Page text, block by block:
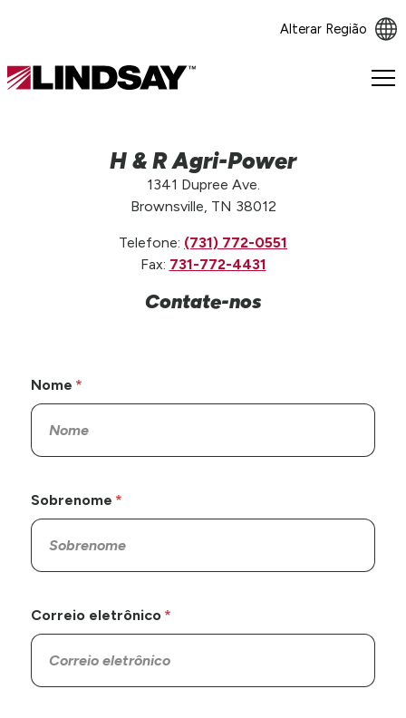
Alterar Região
Lindsay.
H & R Agri-Power
1341 Dupree Ave.
Brownsville, TN 38012
Telefone: (731) 772-0551
Fax: 731-772-4431
Contate-nos
Nome
Sobrenome
Correio eletrônico